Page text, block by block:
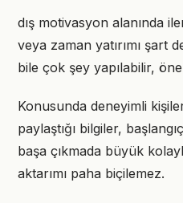
dış motivasyon alanında
veya zaman yatırımı şart
bile çok şey yapılabilir,
Konusunda deneyimli
paylaştığı bilgiler,
başa çıkmada büyük
aktarımı paha biçilemez.